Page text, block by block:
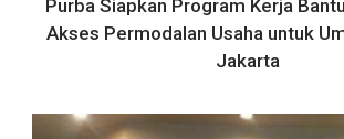
Purba Siapkan Program Kerja
Akses Permodalan Usaha untuk
Jakarta